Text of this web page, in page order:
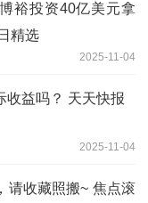
裕投资40亿美元拿
精选
2025-11-04
收益吗？ 天天快报
2025-11-04
请收藏照搬~ 焦点滚